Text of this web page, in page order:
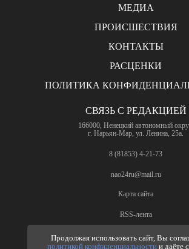
Продолжая использовать сайт, Вы
политикой конфиденциальностии даёте
МЕДИА
ПРОИСШЕСТВИЯ
КОНТАКТЫ
РАСЦЕНКИ
ПОЛИТИКА
СВЯЗЬ С РЕДАКЦИЕЙ
166000, Ненецкий автономный
г. Нарьян-Мар, ул. Ленина, 25а.
8 (81853) 4-21-73
nao24ru@mail.ru
Карта сайта
RSS-лента
ПО ВОПРОСАМ